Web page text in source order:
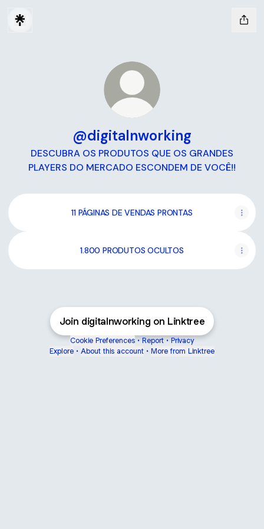
@digitalnworking
DESCUBRA OS PRODUTOS QUE OS GRANDES
PLAYERS DO MERCADO ESCONDEM DE VOCÊ!!
11 PÁGINAS DE VENDAS PRONTAS
1.800 PRODUTOS OCULTOS
Join digitalnworking on Linktree
Cookie Preferences • Report • Privacy
Explore • About this account • More from Linktree